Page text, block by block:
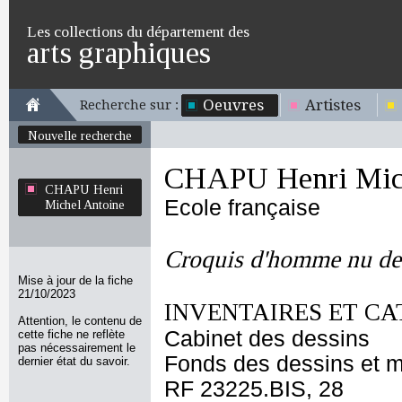
Les collections du département des
arts graphiques
Recherche sur : Oeuvres Artistes
Nouvelle recherche
CHAPU Henri
Michel Antoine
Mise à jour de la fiche
21/10/2023
Attention, le contenu de
cette fiche ne reflète
pas nécessairement le
dernier état du savoir.
CHAPU Henri
Ecole française
Croquis d'homme nu
INVENTAIRES ET
Cabinet des dessins
Fonds des dessins et
RF 23225.BIS, 28